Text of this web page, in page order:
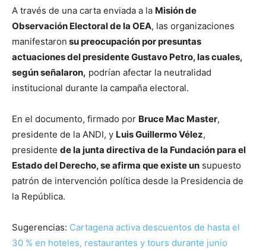
A través de una carta enviada a la Misión de
Observación Electoral de la OEA, las organizaciones
manifestaron su preocupación por presuntas
actuaciones del presidente Gustavo Petro, las cuales,
según señalaron, podrían afectar la neutralidad
institucional durante la campaña electoral.
En el documento, firmado por Bruce Mac Master,
presidente de la ANDI, y Luis Guillermo Vélez,
presidente de la junta directiva de la Fundación para el
Estado del Derecho, se afirma que existe un supuesto
patrón de intervención política desde la Presidencia de
la República.
Sugerencias: Cartagena activa descuentos de hasta el
30 % en hoteles, restaurantes y tours durante junio